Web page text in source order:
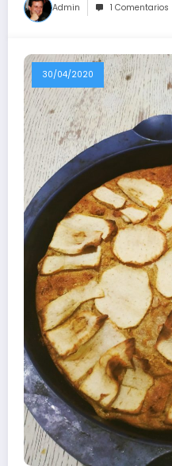
Admin 1 Comentarios
30/04/2020